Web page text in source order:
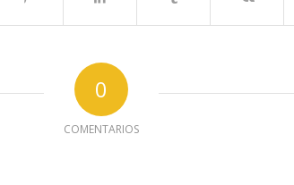
0
COMENTARIOS